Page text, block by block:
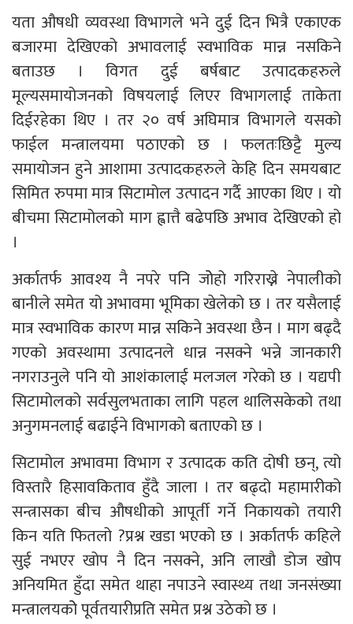
यता औषधी व्यवस्था विभागले भने दुई दिन भित्रै एकाएक
बजारमा देखिएको अभावलाई स्वभाविक मान्न नसकिने
बताउछ । विगत दुई बर्षबाट उत्पादकहरुले
मूल्यसमायोजनको विषयलाई लिएर विभागलाई ताकेता
दिईरहेका थिए । तर २० वर्ष अघिमात्र विभागले यसको
फाईल मन्त्रालयमा पठाएको छ । फलतःछिट्टै मुल्य
समायोजन हुने आशामा उत्पादकहरुले केहि दिन समयबाट
सिमित रुपमा मात्र सिटामोल उत्पादन गर्दै आएका थिए । यो
बीचमा सिटामोलको माग ह्वात्तै बढेपछि अभाव देखिएको हो
।
अर्कातर्फ आवश्य नै नपरे पनि जोेहो गरिराख्ने नेपालीको
बानीले समेत यो अभावमा भूमिका खेलेको छ । तर यसैलाई
मात्र स्वभाविक कारण मान्न सकिने अवस्था छैन । माग बढ्दै
गएको अवस्थामा उत्पादनले धान्न नसक्ने भन्ने जानकारी
नगराउनुले पनि यो आशंकालाई मलजल गरेको छ । यद्यपी
सिटामोलको सर्वसुलभताका लागि पहल थालिसकेको तथा
अनुगमनलाई बढाईने विभागको बताएको छ ।
सिटामोल अभावमा विभाग र उत्पादक कति दोषी छन्, त्यो
विस्तारै हिसावकिताव हुँदै जाला । तर बढ्दो महामारीको
सन्त्रासका बीच औषधीको आपूर्ती गर्ने निकायको तयारी
किन यति फितलो ?प्रश्न खडा भएको छ । अर्कातर्फ कहिले
सुई नभएर खोप नै दिन नसक्ने, अनि लाखौ डोज खोप
अनियमित हुँदा समेत थाहा नपाउने स्वास्थ्य तथा जनसंख्या
मन्त्रालयकोे पूर्वतयारीप्रति समेत प्रश्न उठेको छ ।